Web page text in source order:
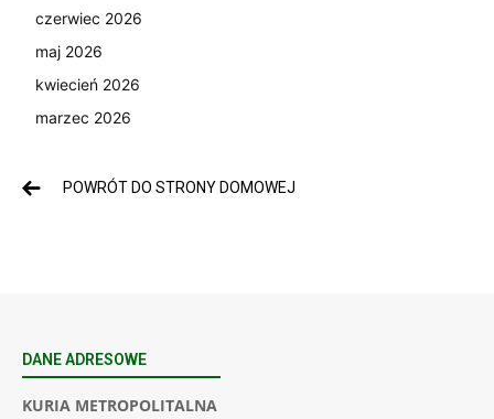
czerwiec 2026
maj 2026
kwiecień 2026
marzec 2026
POWRÓT DO STRONY DOMOWEJ
DANE ADRESOWE
KURIA METROPOLITALNA